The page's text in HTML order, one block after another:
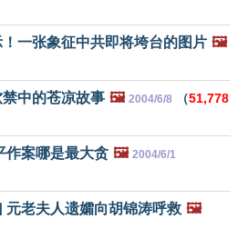
一张象征中共即将垮台的图片 🖼️
中的苍凉故事 🖼️ 2004/6/8 （51,778
作案哪是最大贪 🖼️ 2004/6/1
元老夫人遗孀向胡锦涛呼救 🖼️